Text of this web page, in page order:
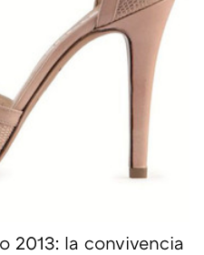
2013: la convivencia